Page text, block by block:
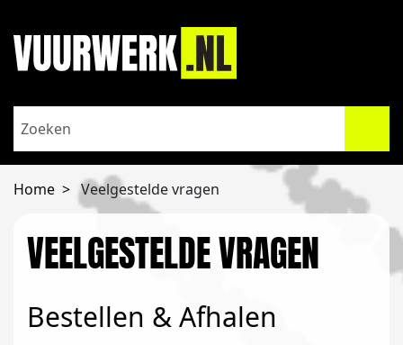
Home Veelgestelde vragen
VEELGESTELDE VRAGEN
Bestellen & Afhalen